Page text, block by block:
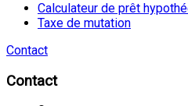
Calculateur de prêt
Taxe de mutation
Contact
Contact